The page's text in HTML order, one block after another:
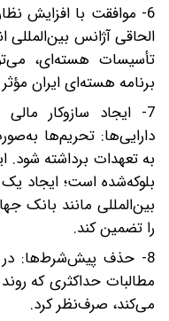
6- موافقت با افزایش
الحاقی آژانس بین‌المللی
تأسیسات هسته‌ای،
برنامه هسته‌ای ایران
7- ایجاد سازوکار
دارایی‌ها: تحریم‌ها
به تعهدات برداشته شود.
بلوکه‌شده است؛ ایجاد
بین‌المللی مانند بانک
را تضمین کند.
8- حذف پیش‌شرط‌ها:
مطالبات حداکثری که
می‌کند، صرف‌نظر کرد.